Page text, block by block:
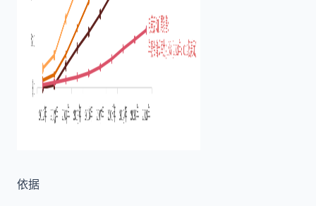
依据